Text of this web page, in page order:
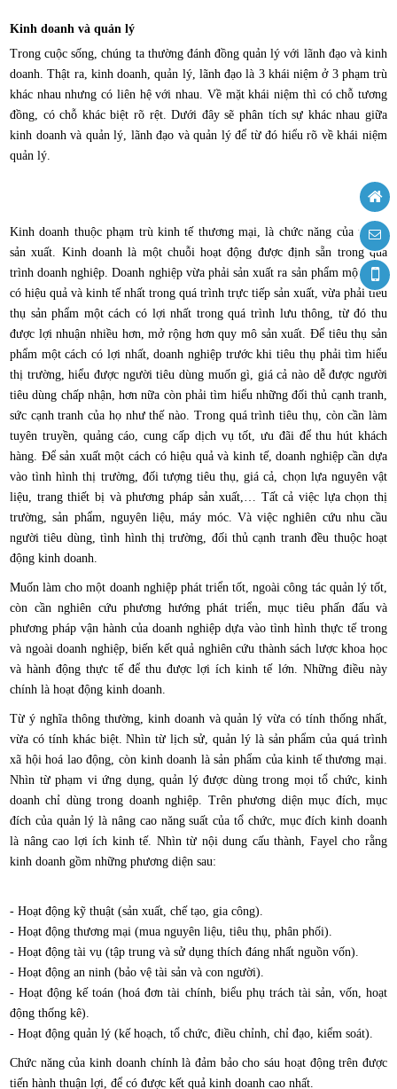
Kinh doanh và quản lý
Trong cuộc sống, chúng ta thường đánh đồng quản lý với lãnh đạo và kinh
doanh. Thật ra, kinh doanh, quản lý, lãnh đạo là 3 khái niệm ở 3 phạm trù
khác nhau nhưng có liên hệ với nhau. Về mặt khái niệm thì có chỗ tương
đồng, có chỗ khác biệt rõ rệt. Dưới đây sẽ phân tích sự khác nhau giữa
kinh doanh và quản lý, lãnh đạo và quản lý để từ đó hiểu rõ về khái niệm
quản lý.
Kinh doanh thuộc phạm trù kinh tế thương mại, là chức năng của người
sản xuất. Kinh doanh là một chuỗi hoạt động được định sẵn trong quá
trình doanh nghiệp. Doanh nghiệp vừa phải sản xuất ra sản phẩm một cách
có hiệu quả và kinh tế nhất trong quá trình trực tiếp sản xuất, vừa phải tiêu
thụ sản phẩm một cách có lợi nhất trong quá trình lưu thông, từ đó thu
được lợi nhuận nhiều hơn, mở rộng hơn quy mô sản xuất. Để tiêu thụ sản
phẩm một cách có lợi nhất, doanh nghiệp trước khi tiêu thụ phải tìm hiểu
thị trường, hiểu được người tiêu dùng muốn gì, giá cả nào dễ được người
tiêu dùng chấp nhận, hơn nữa còn phải tìm hiểu những đối thủ cạnh tranh,
sức cạnh tranh của họ như thế nào. Trong quá trình tiêu thụ, còn cần làm
tuyên truyền, quảng cáo, cung cấp dịch vụ tốt, ưu đãi để thu hút khách
hàng. Để sản xuất một cách có hiệu quả và kinh tế, doanh nghiệp cần dựa
vào tình hình thị trường, đối tượng tiêu thụ, giá cả, chọn lựa nguyên vật
liệu, trang thiết bị và phương pháp sản xuất,… Tất cả việc lựa chọn thị
trường, sản phẩm, nguyên liệu, máy móc. Và việc nghiên cứu nhu cầu
người tiêu dùng, tình hình thị trường, đối thủ cạnh tranh đều thuộc hoạt
động kinh doanh.
Muốn làm cho một doanh nghiệp phát triển tốt, ngoài công tác quản lý tốt,
còn cần nghiên cứu phương hướng phát triển, mục tiêu phấn đấu và
phương pháp vận hành của doanh nghiệp dựa vào tình hình thực tế trong
và ngoài doanh nghiệp, biến kết quả nghiên cứu thành sách lược khoa học
và hành động thực tế để thu được lợi ích kinh tế lớn. Những điều này
chính là hoạt động kinh doanh.
Từ ý nghĩa thông thường, kinh doanh và quản lý vừa có tính thống nhất,
vừa có tính khác biệt. Nhìn từ lịch sử, quản lý là sản phẩm của quá trình
xã hội hoá lao động, còn kinh doanh là sản phẩm của kinh tế thương mại.
Nhìn từ phạm vi ứng dụng, quản lý được dùng trong mọi tổ chức, kinh
doanh chỉ dùng trong doanh nghiệp. Trên phương diện mục đích, mục
đích của quản lý là nâng cao năng suất của tổ chức, mục đích kinh doanh
là nâng cao lợi ích kinh tế. Nhìn từ nội dung cấu thành, Fayel cho rằng
kinh doanh gồm những phương diện sau:
- Hoạt động kỹ thuật (sản xuất, chế tạo, gia công).
- Hoạt động thương mại (mua nguyên liệu, tiêu thụ, phân phối).
- Hoạt động tài vụ (tập trung và sử dụng thích đáng nhất nguồn vốn).
- Hoạt động an ninh (bảo vệ tài sản và con người).
- Hoạt động kế toán (hoá đơn tài chính, biểu phụ trách tài sản, vốn, hoạt
động thống kê).
- Hoạt động quản lý (kế hoạch, tổ chức, điều chỉnh, chỉ đạo, kiểm soát).
Chức năng của kinh doanh chính là đảm bảo cho sáu hoạt động trên được
tiến hành thuận lợi, để có được kết quả kinh doanh cao nhất.